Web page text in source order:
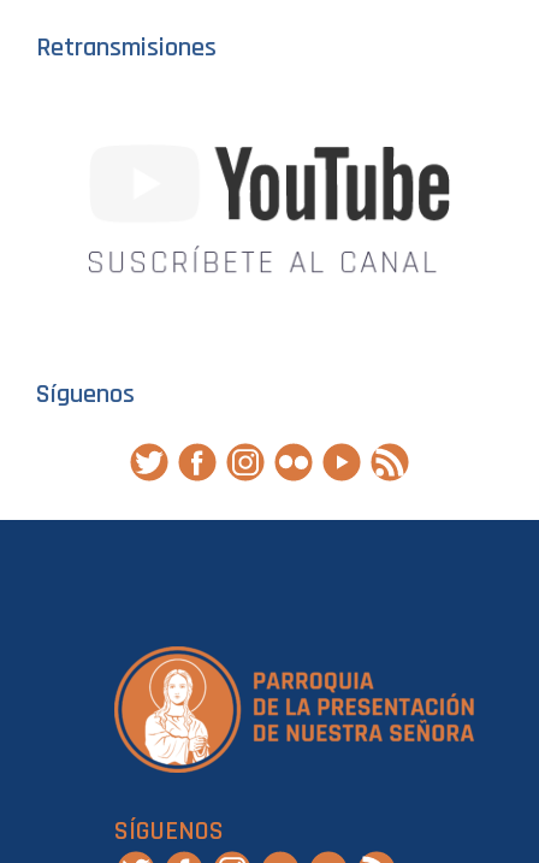
Retransmisiones
Síguenos
SÍGUENOS